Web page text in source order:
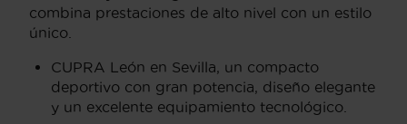
combina prestaciones de alto nivel con un estilo
único.
CUPRA León en Sevilla, un compacto
deportivo con gran potencia, diseño elegante
y un excelente equipamiento tecnológico.